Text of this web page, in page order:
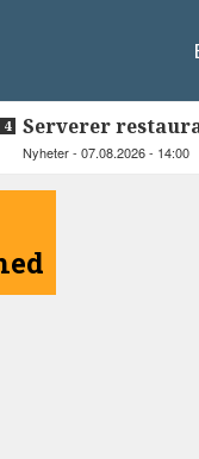
Serverer
beboerne
Nyheter - 07.08.2026 - 14:00